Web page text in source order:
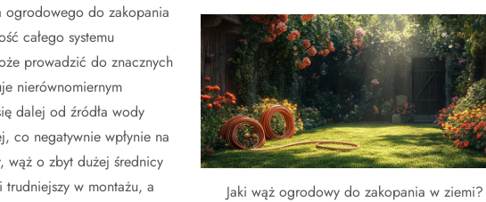
Jaki wąż ogrodowy do zakopania w ziemi?
do zakopania
całego systemu
prowadzić do znacznych
nierównomiernym
dalej od źródła wody
co negatywnie wpłynie na
o zbyt dużej średnicy
w montażu, a